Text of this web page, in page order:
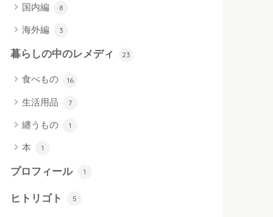
国内編 8
海外編 3
暮らしの中のレメディ 23
食べもの 16
生活用品 7
纏うもの 1
本 1
プロフィール 1
ヒトリゴト 5